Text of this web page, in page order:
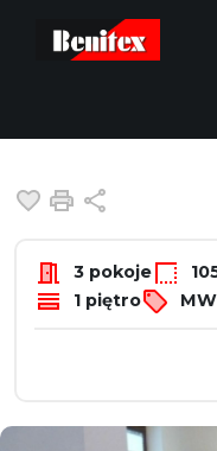
strona.glowna Oferty
Dodaj do
Drukuj
3 pokoje
1 piętro